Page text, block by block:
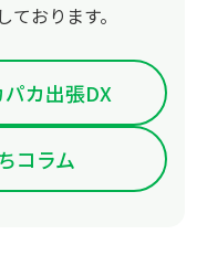
おります。
カ出張DX
コラム